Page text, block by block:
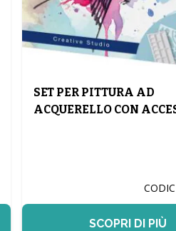
SET PER PITTURA AD
ACQUERELLO CON
SCOPRI DI PIÙ